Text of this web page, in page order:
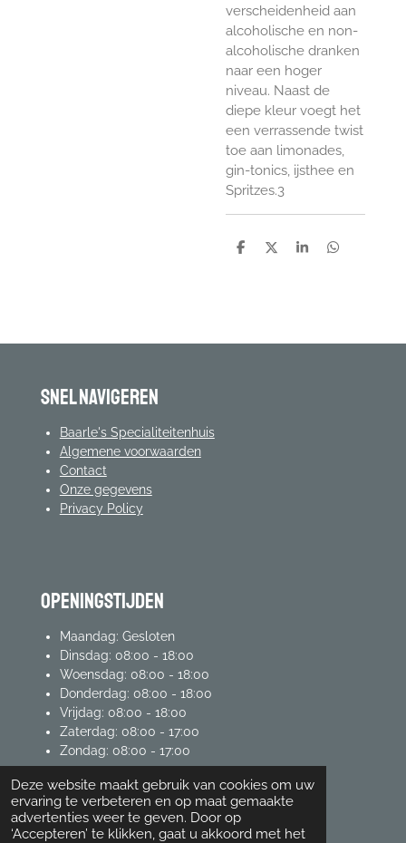
Deze website maakt gebruik van cookies om uw
ervaring te verbeteren en op maat gemaakte
advertenties weer te geven. Door op
‘Accepteren’ te klikken, gaat u akkoord met het
verscheidenheid aan
alcoholische en non-
alcoholische dranken
naar een hoger
niveau. Naast de
diepe kleur voegt het
een verrassende twist
toe aan limonades,
gin-tonics, ijsthee en
Spritzes.3
D
D
S
D
Snel navigeren
Baarle's Specialiteitenhuis
Algemene voorwaarden
Contact
Onze gegevens
Privacy Policy
Openingstijden
Maandag: Gesloten
Dinsdag: 08:00 - 18:00
Woensdag: 08:00 - 18:00
Donderdag: 08:00 - 18:00
Vrijdag: 08:00 - 18:00
Zaterdag: 08:00 - 17:00
Zondag: 08:00 - 17:00
mijn account